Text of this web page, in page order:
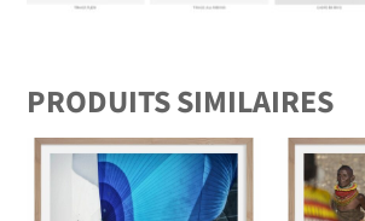
PRODUITS SIMILAIRES